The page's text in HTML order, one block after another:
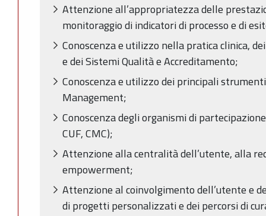
Attenzione all’appropriatezza delle
monitoraggio di indicatori di processo e di
Conoscenza e utilizzo nella pratica clinica,
e dei Sistemi Qualità e Accreditamento;
Conoscenza e utilizzo dei principali
Management;
Conoscenza degli organismi di
CUF, CMC);
Attenzione alla centralità dell’utente, alla
empowerment;
Attenzione al coinvolgimento dell’utente e
di progetti personalizzati e dei percorsi di